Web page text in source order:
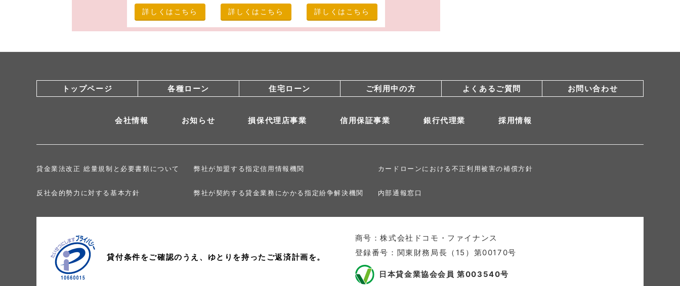
詳しくはこちら 詳しくはこちら 詳しくはこちら
トップページ 各種ローン 住宅ローン ご利用中の方 よくあるご質問 お問い合わせ
会社情報 お知らせ 損保代理店事業 信用保証事業 銀行代理業 採用情報
貸金業法改正 総量規制と必要書類について
反社会的勢力に対する基本方針
弊社が加盟する指定信用情報機関
弊社が契約する貸金業務にかかる指定紛争解決機関
カードローンにおける不正利用被害の補償方針
内部通報窓口
貸付条件をご確認のうえ、 ゆとりを持ったご返済計画を。
商号：株式会社ドコモ・ファイナンス
登録番号：関東財務局長（15）第00170号
日本貸金業協会会員 第003540号